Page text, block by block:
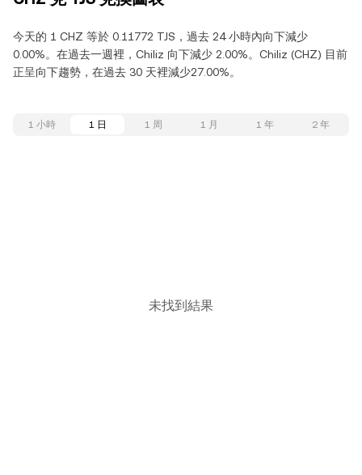
今天的 1 CHZ 等於 0.11772 TJS，過去 24 小時內向下減少
0.00%。在過去一週裡，Chiliz 向下減少 2.00%。Chiliz (CHZ) 目前
正呈向下趨勢，在過去 30 天裡減少27.00%。
1 小時 1 日 1 周 1 月 1 年 2 年
未找到結果